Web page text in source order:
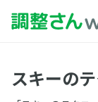
スキーの